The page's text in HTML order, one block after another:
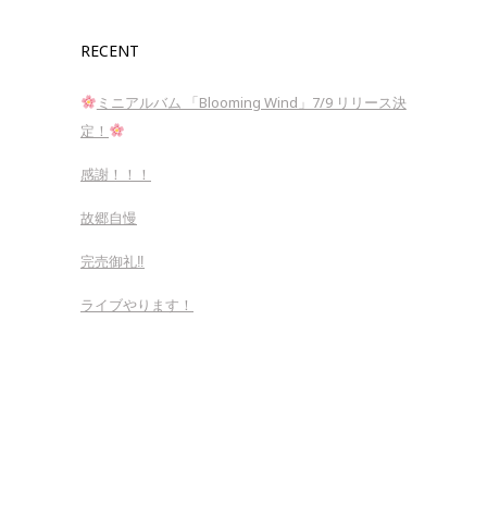
RECENT
ミニアルバム 「Blooming Wind」7/9 リリース決
定！
感謝！！！
故郷自慢
完売御礼‼︎
ライブやります！